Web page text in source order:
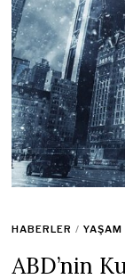
HABERLER / YAŞAM
ABD’nin